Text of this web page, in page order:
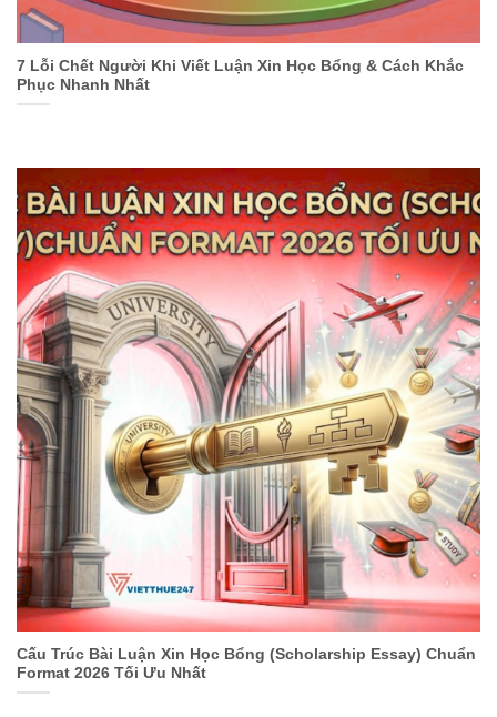
7 Lỗi Chết Người Khi Viết Luận Xin Học Bổng & Cách Khắc
Phục Nhanh Nhất
Cấu Trúc Bài Luận Xin Học Bổng (Scholarship Essay) Chuẩn
Format 2026 Tối Ưu Nhất